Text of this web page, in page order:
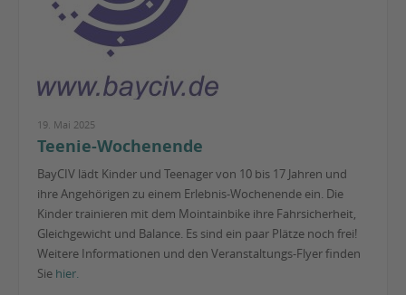
19. Mai 2025
Teenie-Wochenende
BayCIV lädt Kinder und Teenager von 10 bis 17 Jahren und
ihre Angehörigen zu einem Erlebnis-Wochenende ein. Die
Kinder trainieren mit dem Mointainbike ihre Fahrsicherheit,
Gleichgewicht und Balance. Es sind ein paar Plätze noch frei!
Weitere Informationen und den Veranstaltungs-Flyer finden
Sie hier.